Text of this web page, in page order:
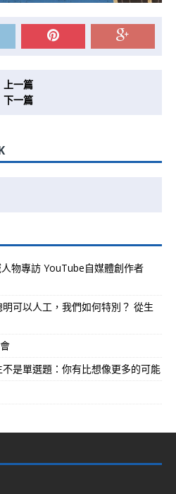
上一篇
下一篇
物專訪 YouTube自媒體創作者
可以人工，我們如何特別？ 從生
是單選題：你有比想像更多的可能